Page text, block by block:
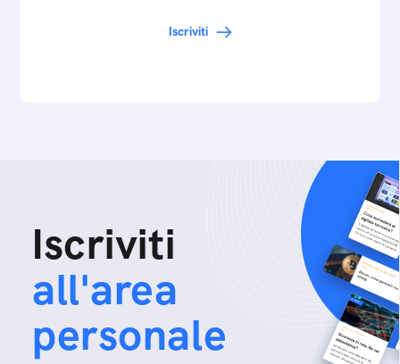
Iscriviti
Iscriviti
all'area
personale